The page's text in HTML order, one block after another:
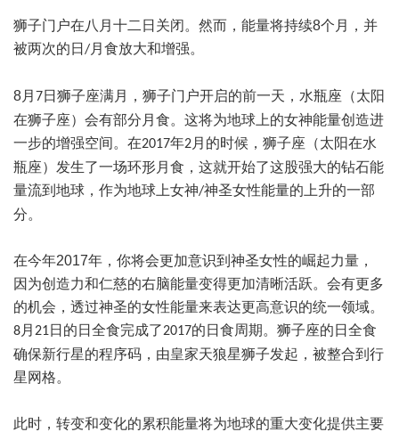
狮子门户在八月十二日关闭。然而，能量将持续8个月，并
被两次的日 /月食放大和增强。
8月 7日狮子座满月，狮子门户开启的前一天，水瓶座（太阳
在狮子座）会有部分月食。这将为地球上的女神能量创造进
一步的增强空间。在2017年2月的时候，狮子座（太阳在水
瓶座）发生了一场环形月食，这就开始了这股强大的钻石能
量流到地球，作为地球上女神/神圣女性能量的上升的一部
分。
在今年2017年，你将会更加意识到神圣女性的崛起力量，
因为创造力和仁慈的右脑能量变得更加清晰活跃。会有更多
的机会，透过神圣的女性能量来表达更高意识的统一领域。
8月 21日的日全食完成了2017的日食周期。狮子座的日全食
确保新行星的程序码，由皇家天狼星狮子发起，被整合到行
星网格。
此时，转变和变化的累积能量将为地球的重大变化提供主要